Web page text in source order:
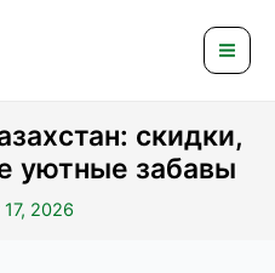
скидки,
уютные забавы
2026